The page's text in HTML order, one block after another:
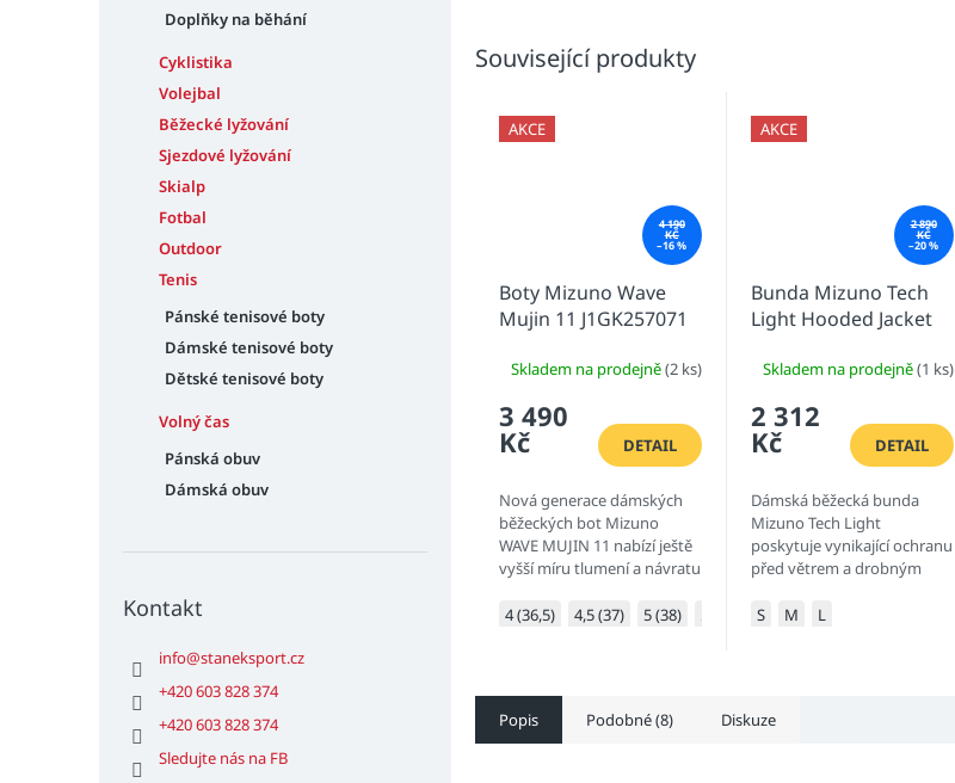
Doplňky na běhání
Cyklistika
Volejbal
Běžecké lyžování
Sjezdové lyžování
Skialp
Fotbal
Outdoor
Tenis
Pánské tenisové boty
Dámské tenisové boty
Dětské tenisové boty
Volný čas
Pánská obuv
Dámská obuv
Kontakt
info@staneksport.cz
+420 603 828 374
+420 603 828 374
Sledujte nás na FB
Související produkty
AKCE
4 190
KČ
–16 %
Boty Mizuno Wave
Mujin 11 J1GK257071
Skladem na prodejně(2 ks)
3 490
Kč DETAIL
Nová generace dámských
běžeckých bot Mizuno
WAVE MUJIN 11 nabízí ještě
vyšší míru tlumení a návratu
materiálu MIZUNO ENERZY
4 (36,5) 4,5 (37) 5 (38) 5,5 (38,5) 6 (39)
AKCE
2 890
KČ
–20 %
Bunda Mizuno Tech
Light Hooded Jacket
Skladem na prodejně(1 ks)
2 312
Kč DETAIL
Dámská běžecká bunda
Mizuno Tech Light
poskytuje vynikající ochranu
před větrem a drobným
prodyšného materiálu,
S M L
Popis Podobné (8) Diskuze